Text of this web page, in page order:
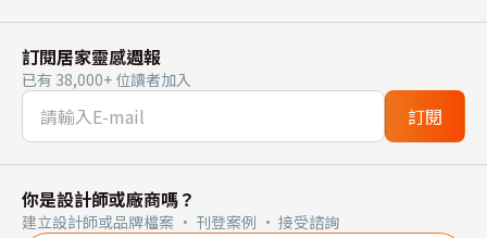
訂閱居家靈感週報
已有 38,000+ 位讀者加入
訂閱
你是設計師或廠商嗎？
建立設計師或品牌檔案 · 刊登案例 · 接受諮詢